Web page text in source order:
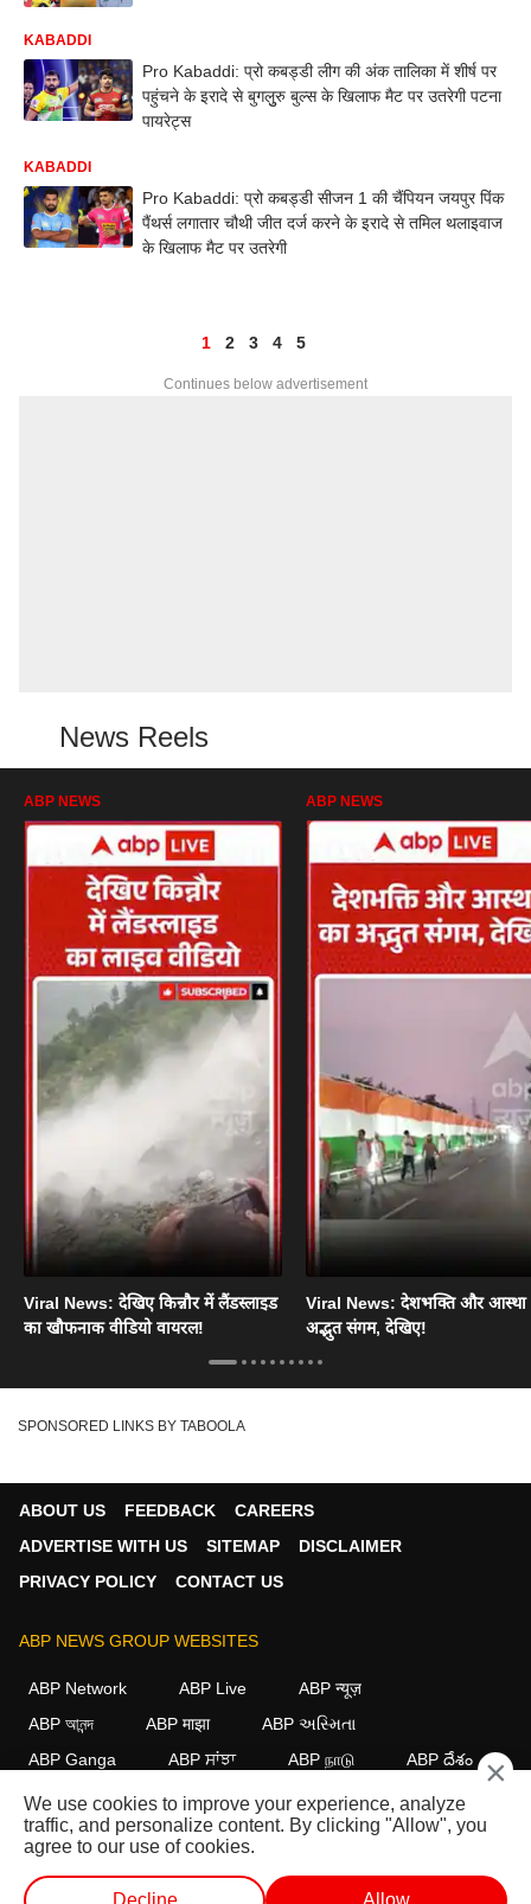
KABADDI
Pro Kabaddi: प्रो कबड्डी लीग की अंक तालिका में शीर्ष पर
पहुंचने के इरादे से बुगलुुरु बुल्स के खिलाफ मैट पर उतरेगी पटना
पायरेट्स
KABADDI
Pro Kabaddi: प्रो कबड्डी सीजन 1 की चैंपियन जयपुर पिंक
पैंथर्स लगातार चौथी जीत दर्ज करने के इरादे से तमिल थलाइवाज
के खिलाफ मैट पर उतरेगी
1 2 3 4 5
Continues below advertisement
News Reels
ABP NEWS
Viral News: देखिए किन्नौर में लैंडस्लाइड
का खौफनाक वीडियो वायरल!
ABP NEWS
Viral News: देशभक्ति और आस्था
अद्भुत संगम, देखिए!
SPONSORED LINKS BY TABOOLA
ABOUT US FEEDBACK
CAREERS
ADVERTISE WITH US
SITEMAP
DISCLAIMER
PRIVACY POLICY
CONTACT US
ABP NEWS GROUP WEBSITES
ABP Network ABP Live
ABP न्यूज़
ABP আনন্দ
ABP माझा
ABP અસ્મિતા
ABP Ganga
ABP ਸਾਂਝਾ ABP நாடு ABP దేశం
FOLLOW US
×
We use cookies to improve your experience, analyze
traffic, and personalize content. By clicking "Allow", you
agree to our use of cookies.
Decline Allow